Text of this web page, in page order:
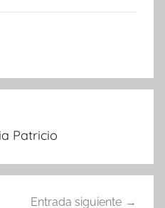
Patricio
Entrada siguiente